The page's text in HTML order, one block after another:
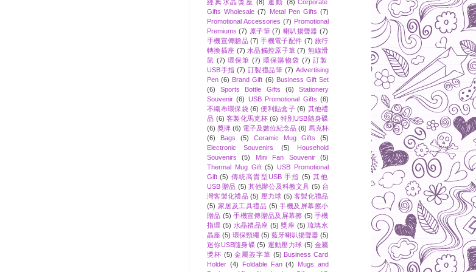
經典水晶獎座 (8) 運動 (8) Corporate
Gifts Wholesale (7) Metal Pen Gifts (7)
Promotional Accessories (7) Promotional
Premiums (7) 原子筆 (7) 喇叭揚聲器 (7)
手機宣傳贈品 (7) 手機電子配件 (7) 旅行
轉換插座 (7) 水晶觸控原子筆 (7) 無線滑
鼠 (7) 環保筆 (7) 環保購物袋 (7) 訂製
USB手指 (7) 訂製禮品筆 (7) Advertising
Pen (6) Brand Gift (6) Business Gift Set
(6)
Sports Bottle Gifts (6)
Stationery
Souvenir (6) USB Promotional Gifts (6)
不織布環保袋 (6) 便利貼盒子 (6) 其他禮
品 (6) 客製化馬克杯 (6) 特別USB隨身碟
(6) 獎牌 (6) 電子及數位紀念品 (6) 馬克杯
(6)
Bags (5) Ceramic Mug Gifts
(5)
Electronic Souvenirs
(5)
Household
Souvenirs
(5) Mini Fan Souvenir
(5)
Thermal Mug Gift (5)
USB Promotional
Gift (5) 傳統高貴型USB 手指 (5) 其他
USB 贈品 (5) 其他辦公及科教文具 (5) 台
灣客製化禮品 (5) 壓力球 (5) 客製化禮品
(5) 家居及工具禮品 (5) 手機及屏幕擦小
贈品 (5) 手機宣傳贈品及屏幕擦 (5) 手機
指環 (5) 水晶禮品座 (5) 獎座 (5) 琉璃水
晶座 (5) 環保頸繩 (5) 藍牙喇叭揚聲器 (5)
迷你USB隨身碟 (5) 運動壓力球 (5) 金屬
獎杯 (5) 金屬簽字筆 (5) Business Card
Holder (4) Foldable Fan (4)
Mugs and